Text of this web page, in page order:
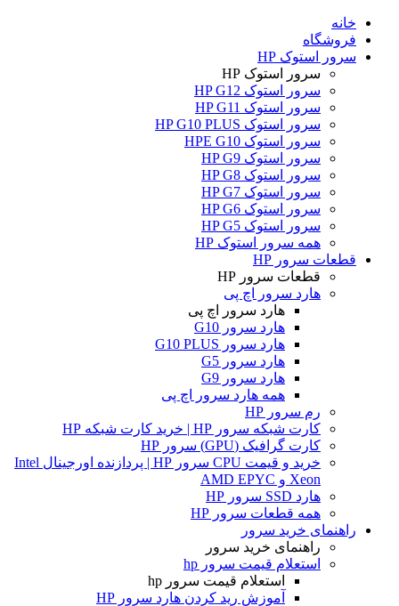
خانه
فروشگاه
سرور استوک HP
سرور استوک HP
سرور استوک HP G12
سرور استوک HP G11
سرور استوک HP G10 PLUS
سرور استوک HPE G10
سرور استوک HP G9
سرور استوک HP G8
سرور استوک HP G7
سرور استوک HP G6
سرور استوک HP G5
همه سرور استوک HP
قطعات سرور HP
قطعات سرور HP
هارد سرور اچ پی
هارد سرور اچ پی
هارد سرور G10
هارد سرور G10 PLUS
هارد سرور G5
هارد سرور G9
همه هارد سرور اچ پی
رم سرور HP
کارت شبکه سرور HP | خرید کارت شبکه HP
کارت گرافیک (GPU) سرور HP
خرید و قیمت CPU سرور HP | پردازنده اورجینال Intel
Xeon و AMD EPYC
هارد SSD سرور HP
همه قطعات سرور HP
راهنمای خرید سرور
راهنمای خرید سرور
استعلام قیمت سرور hp
استعلام قیمت سرور hp
آموزش ريد كردن هارد سرور HP